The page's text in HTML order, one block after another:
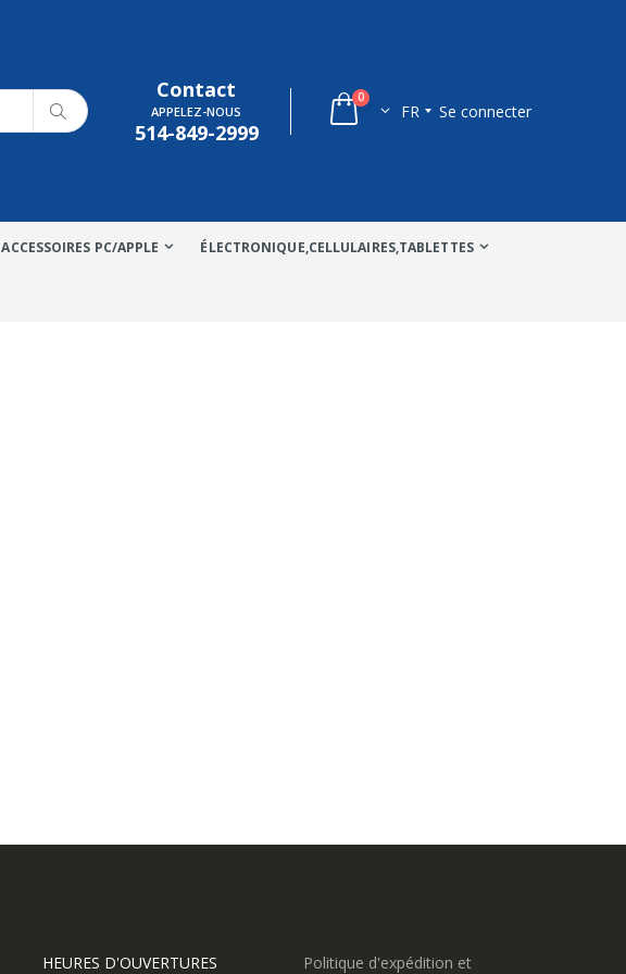
Contact
APPELEZ-NOUS
514-849-2999
0
FR Se connecter
ACCESSOIRES PC/APPLE ÉLECTRONIQUE,CELLULAIRES,TABLETTES
HEURES D'OUVERTURES
Politique d'expédition et